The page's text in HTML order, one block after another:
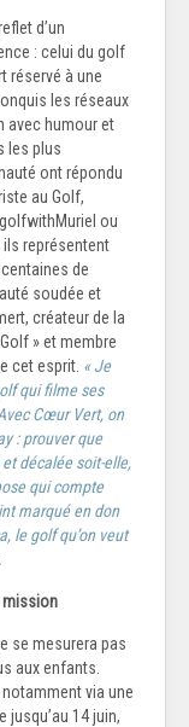
d’un
: celui du golf
réservé à une
les réseaux
avec humour et
les plus
ont répondu
au Golf,
ou
ils représentent
de
soudée et
créateur de la
» et membre
cet esprit. « Je
qui filme ses
Cœur Vert, on
: prouver que
décalée soit-elle,
qui compte
marqué en don
le golf qu’on veut
mission
se mesurera pas
aux enfants.
via une
14 juin,